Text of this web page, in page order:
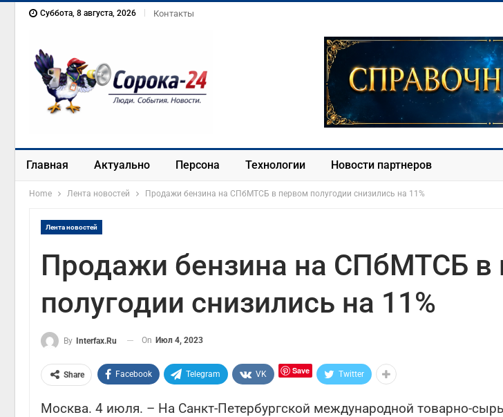
Суббота, 8 августа, 2026 Контакты
Главная Актуально Персона Технологии Новости партнеров
Home Лента новостей Продажи бензина на СПбМТСБ в первом полугодии снизились на 11%
Лента новостей
Продажи бензина на СПбМТСБ в
полугодии снизились на 11%
By Interfax.ru On Июл 4, 2023
Share Facebook Telegram VK Save Twitter
Москва. 4 июля. – На Санкт-Петербургской международной товарно-